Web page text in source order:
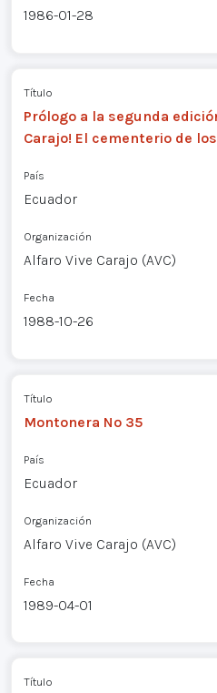
1986-01-28
Título
Prólogo a la segunda
Carajo! El cementerio de
País
Ecuador
Organización
Alfaro Vive Carajo (AVC)
Fecha
1988-10-26
Título
Montonera Nº 35
País
Ecuador
Organización
Alfaro Vive Carajo (AVC)
Fecha
1989-04-01
Título